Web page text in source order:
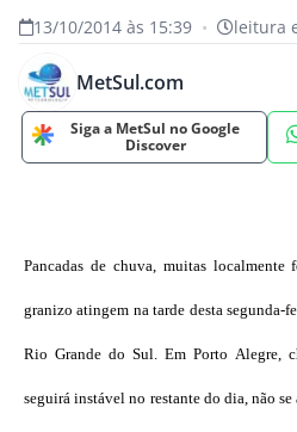
13/10/2014 às 15:39 • leitura
MetSul.com
Siga a MetSul no Google
Discover
Pancadas de chuva, muitas localmente
granizo atingem na tarde desta segunda-
Rio Grande do Sul. Em Porto Alegre,
seguirá instável no restante do dia, não